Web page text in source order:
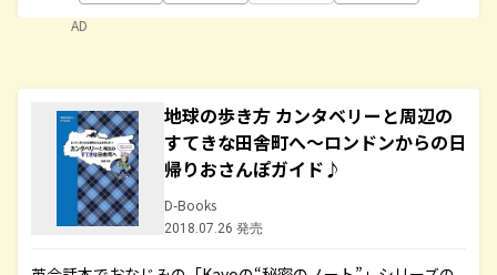
AD
地球の歩き方 カンタベリーと周辺の
すてきな田舎町へ～ロンドンからの日
帰りおさんぽガイド♪
D-Books
2018.07.26 発売